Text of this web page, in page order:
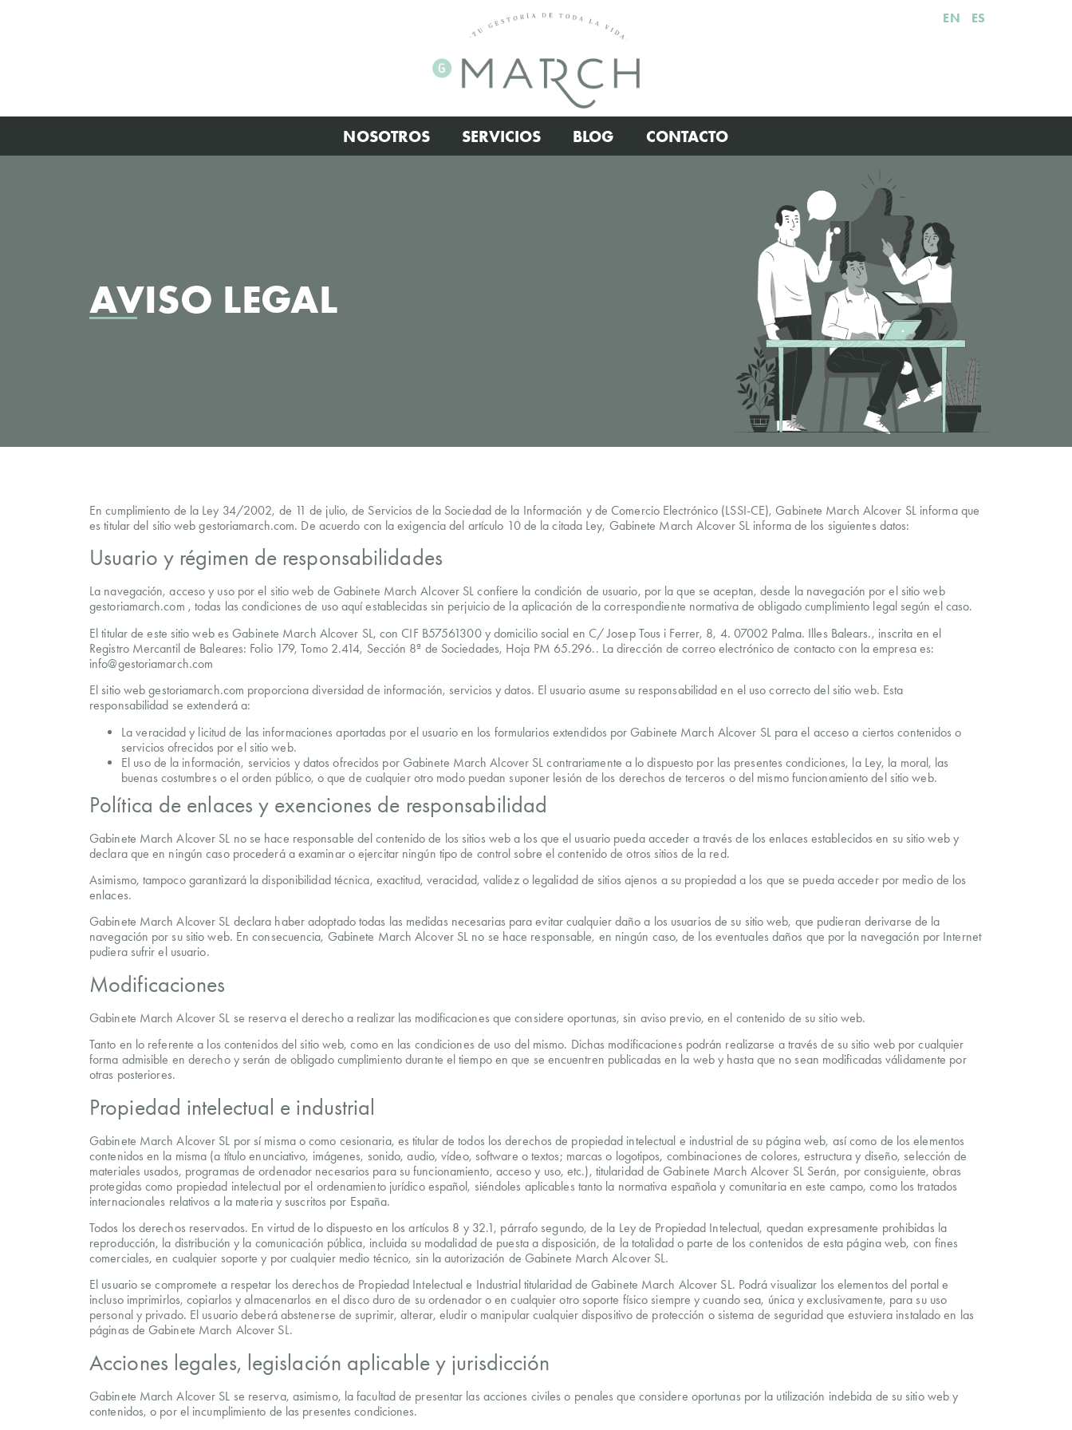
EN ES
NOSOTROS SERVICIOS BLOG CONTACTO
AVISO LEGAL
En cumplimiento de la Ley 34/2002, de 11 de julio, de Servicios de la Sociedad de la Información y de Comercio Electrónico (LSSI-CE), Gabinete March Alcover SL informa que
es titular del sitio web gestoriamarch.com. De acuerdo con la exigencia del artículo 10 de la citada Ley, Gabinete March Alcover SL informa de los siguientes datos:
Usuario y régimen de responsabilidades
La navegación, acceso y uso por el sitio web de Gabinete March Alcover SL confiere la condición de usuario, por la que se aceptan, desde la navegación por el sitio web
gestoriamarch.com , todas las condiciones de uso aquí establecidas sin perjuicio de la aplicación de la correspondiente normativa de obligado cumplimiento legal según el caso.
El titular de este sitio web es Gabinete March Alcover SL, con CIF B57561300 y domicilio social en C/ Josep Tous i Ferrer, 8, 4. 07002 Palma. Illes Balears., inscrita en el
Registro Mercantil de Baleares: Folio 179, Tomo 2.414, Sección 8ª de Sociedades, Hoja PM 65.296.. La dirección de correo electrónico de contacto con la empresa es:
info@gestoriamarch.com
El sitio web gestoriamarch.com proporciona diversidad de información, servicios y datos. El usuario asume su responsabilidad en el uso correcto del sitio web. Esta
responsabilidad se extenderá a:
La veracidad y licitud de las informaciones aportadas por el usuario en los formularios extendidos por Gabinete March Alcover SL para el acceso a ciertos contenidos o
servicios ofrecidos por el sitio web.
El uso de la información, servicios y datos ofrecidos por Gabinete March Alcover SL contrariamente a lo dispuesto por las presentes condiciones, la Ley, la moral, las
buenas costumbres o el orden público, o que de cualquier otro modo puedan suponer lesión de los derechos de terceros o del mismo funcionamiento del sitio web.
Política de enlaces y exenciones de responsabilidad
Gabinete March Alcover SL no se hace responsable del contenido de los sitios web a los que el usuario pueda acceder a través de los enlaces establecidos en su sitio web y
declara que en ningún caso procederá a examinar o ejercitar ningún tipo de control sobre el contenido de otros sitios de la red.
Asimismo, tampoco garantizará la disponibilidad técnica, exactitud, veracidad, validez o legalidad de sitios ajenos a su propiedad a los que se pueda acceder por medio de los
enlaces.
Gabinete March Alcover SL declara haber adoptado todas las medidas necesarias para evitar cualquier daño a los usuarios de su sitio web, que pudieran derivarse de la
navegación por su sitio web. En consecuencia, Gabinete March Alcover SL no se hace responsable, en ningún caso, de los eventuales daños que por la navegación por Internet
pudiera sufrir el usuario.
Modificaciones
Gabinete March Alcover SL se reserva el derecho a realizar las modificaciones que considere oportunas, sin aviso previo, en el contenido de su sitio web.
Tanto en lo referente a los contenidos del sitio web, como en las condiciones de uso del mismo. Dichas modificaciones podrán realizarse a través de su sitio web por cualquier
forma admisible en derecho y serán de obligado cumplimiento durante el tiempo en que se encuentren publicadas en la web y hasta que no sean modificadas válidamente por
otras posteriores.
Propiedad intelectual e industrial
Gabinete March Alcover SL por sí misma o como cesionaria, es titular de todos los derechos de propiedad intelectual e industrial de su página web, así como de los elementos
contenidos en la misma (a título enunciativo, imágenes, sonido, audio, vídeo, software o textos; marcas o logotipos, combinaciones de colores, estructura y diseño, selección de
materiales usados, programas de ordenador necesarios para su funcionamiento, acceso y uso, etc.), titularidad de Gabinete March Alcover SL Serán, por consiguiente, obras
protegidas como propiedad intelectual por el ordenamiento jurídico español, siéndoles aplicables tanto la normativa española y comunitaria en este campo, como los tratados
internacionales relativos a la materia y suscritos por España.
Todos los derechos reservados. En virtud de lo dispuesto en los artículos 8 y 32.1, párrafo segundo, de la Ley de Propiedad Intelectual, quedan expresamente prohibidas la
reproducción, la distribución y la comunicación pública, incluida su modalidad de puesta a disposición, de la totalidad o parte de los contenidos de esta página web, con fines
comerciales, en cualquier soporte y por cualquier medio técnico, sin la autorización de Gabinete March Alcover SL.
El usuario se compromete a respetar los derechos de Propiedad Intelectual e Industrial titularidad de Gabinete March Alcover SL. Podrá visualizar los elementos del portal e
incluso imprimirlos, copiarlos y almacenarlos en el disco duro de su ordenador o en cualquier otro soporte físico siempre y cuando sea, única y exclusivamente, para su uso
personal y privado. El usuario deberá abstenerse de suprimir, alterar, eludir o manipular cualquier dispositivo de protección o sistema de seguridad que estuviera instalado en las
páginas de Gabinete March Alcover SL.
Acciones legales, legislación aplicable y jurisdicción
Gabinete March Alcover SL se reserva, asimismo, la facultad de presentar las acciones civiles o penales que considere oportunas por la utilización indebida de su sitio web y
contenidos, o por el incumplimiento de las presentes condiciones.